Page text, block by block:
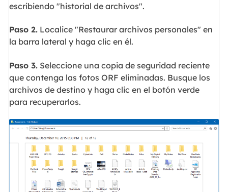
escribiendo "historial de archivos".
Paso 2.Localice "Restaurar archivos personales" en
la barra lateral y haga clic en él.
Paso 3.Seleccione una copia de seguridad reciente
que contenga las fotos ORF eliminadas. Busque los
archivos de destino y haga clic en el botón verde
para recuperarlos.